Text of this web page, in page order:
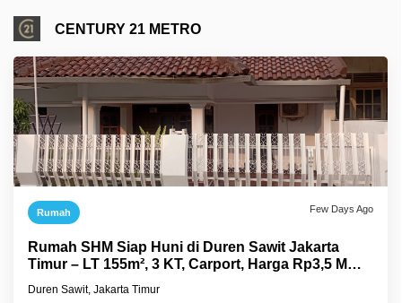
CENTURY 21 METRO
Rumah Few Days Ago
Rumah SHM Siap Huni di Duren Sawit Jakarta
Timur – LT 155m², 3 KT, Carport, Harga Rp3,5 M
Duren Sawit, Jakarta Timur